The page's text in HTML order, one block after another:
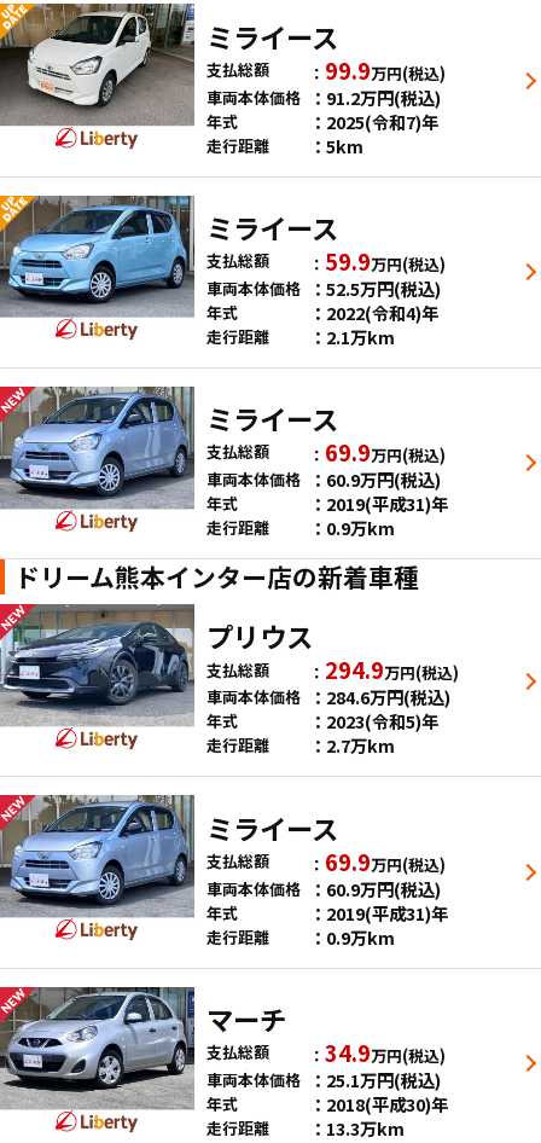
ミライース
支払総額 99.9万円(税込)
車両本体価格
91.2万円(税込)
年式 2025(令和7)年
走行距離 5km
ミライース
支払総額 59.9万円(税込)
車両本体価格
52.5万円(税込)
年式 2022(令和4)年
走行距離 2.1万km
ミライース
支払総額 69.9万円(税込)
車両本体価格
60.9万円(税込)
年式 2019(平成31)年
走行距離 0.9万km
ドリーム熊本インター店の新着車種
プリウス
支払総額 294.9万円(税込)
車両本体価格
284.6万円(税込)
年式 2023(令和5)年
走行距離 2.7万km
ミライース
支払総額 69.9万円(税込)
車両本体価格
60.9万円(税込)
年式 2019(平成31)年
走行距離 0.9万km
マーチ
支払総額 34.9万円(税込)
車両本体価格
25.1万円(税込)
年式 2018(平成30)年
走行距離 13.3万km